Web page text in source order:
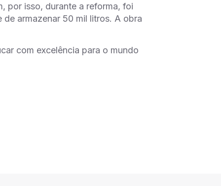
por isso, durante a reforma, foi
armazenar 50 mil litros. A obra
com excelência para o mundo